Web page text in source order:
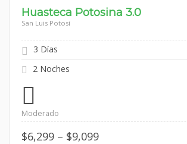
Huasteca Potosina 3.0
San Luis Potosí
3 Días
2 Noches
Moderado
$6,299 – $9,099Price